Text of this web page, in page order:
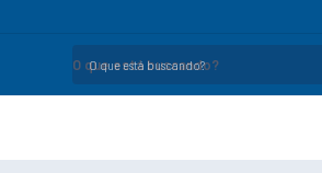
O que está buscando?